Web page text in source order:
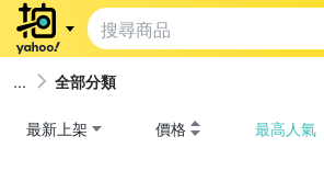
全部分類
最新上架 價格 最高人氣